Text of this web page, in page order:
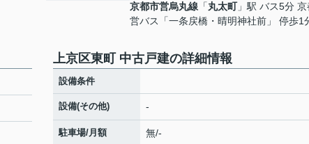
京都市営烏丸線 「丸太町」駅 バス5分 京
営バス「一条戻橋・晴明神社前」 停歩1
上京区東町 中古戸建の詳細情報
設備条件
設備(その他) -
駐車場/月額 無/-